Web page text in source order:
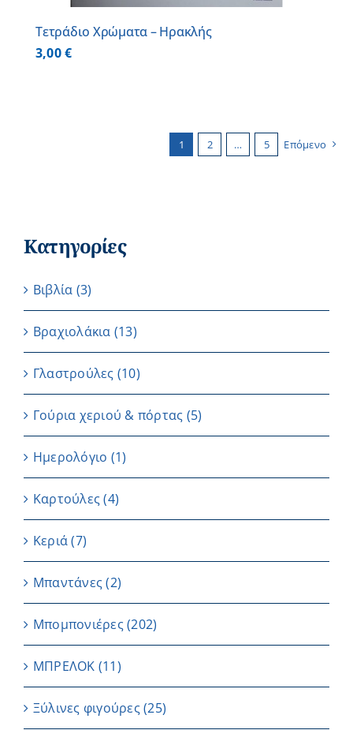
Τετράδιο Χρώματα – Ηρακλής
3,00€
1 2 … 5 Επόμενο
Κατηγορίες
Βιβλία (3)
Βραχιολάκια (13)
Γλαστρούλες (10)
Γούρια χεριού & πόρτας (5)
Ημερολόγιο (1)
Καρτούλες (4)
Κεριά (7)
Μπαντάνες (2)
Μπομπονιέρες(202)
ΜΠΡΕΛΟΚ (11)
Ξύλινες φιγούρες(25)